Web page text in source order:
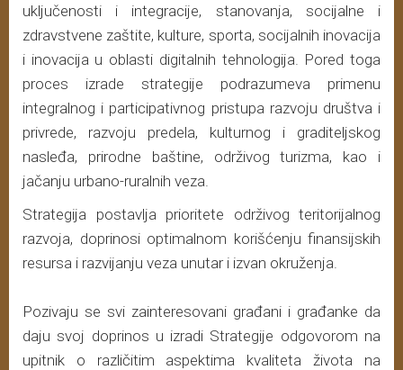
uključenosti i integracije, stanovanja, socijalne i
zdravstvene zaštite, kulture, sporta, socijalnih inovacija
i inovacija u oblasti digitalnih tehnologija. Pored toga
proces izrade strategije podrazumeva primenu
integralnog i participativnog pristupa razvoju društva i
privrede, razvoju predela, kulturnog i graditeljskog
nasleđa, prirodne baštine, održivog turizma, kao i
jačanju urbano-ruralnih veza.
Strategija postavlja prioritete održivog teritorijalnog
razvoja, doprinosi optimalnom korišćenju finansijskih
resursa i razvijanju veza unutar i izvan okruženja.
Pozivaju se svi zainteresovani građani i građanke da
daju svoj doprinos u izradi Strategije odgovorom na
upitnik o različitim aspektima kvaliteta života na